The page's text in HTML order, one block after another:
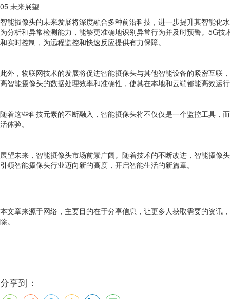
05 未来展望
智能摄像头的未来发展将深度融合多种前沿科技，进一步提升其智能
为分析和异常检测能力，能够更准确地识别异常行为并及时预警。5G
和实时控制，为远程监控和快速反应提供有力保障。
此外，物联网技术的发展将促进智能摄像头与其他智能设备的紧密互
高智能摄像头的数据处理效率和准确性，使其在本地和云端都能高效运
随着这些科技元素的不断融入，智能摄像头将不仅仅是一个监控工具，
活体验。
展望未来，智能摄像头市场前景广阔。随着技术的不断改进，智能摄
引领智能摄像头行业迈向新的高度，开启智能生活的新篇章。
本文章来源于网络，主要目的在于分享信息，让更多人获取需要的资
除。
分享到：